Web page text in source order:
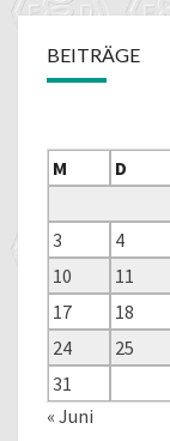
BEITRÄGE
M
D
3
4
10
11
17
18
24
25
31
« Juni